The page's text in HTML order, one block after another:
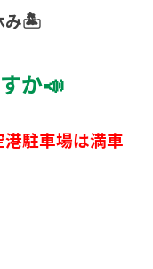
み🏝️
か📣
駐車場は満車